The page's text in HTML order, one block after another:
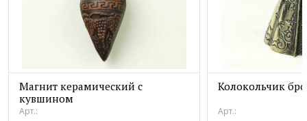
Магнит керамический с
кувшином
Арт.:
Колокольчик
Арт.: